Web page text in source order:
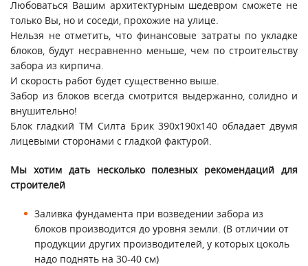
Любоваться Вашим архитектурным шедевром сможете не
только Вы, но и соседи, прохожие на улице.
Нельзя не отметить, что финансовые затраты по укладке
блоков, будут несравненно меньше, чем по строительству
забора из кирпича.
И скорость работ будет существенно выше.
Забор из блоков всегда смотрится выдержанно, солидно и
внушительно!
Блок гладкий ТМ Силта Брик 390х190х140 обладает двумя
лицевыми сторонами с гладкой фактурой.
Мы хотим дать несколько полезных рекомендаций для
строителей
Заливка фундамента при возведении забора из
блоков производится до уровня земли. (В отличии от
продукции других производителей, у которых цоколь
надо поднять на 30-40 см)